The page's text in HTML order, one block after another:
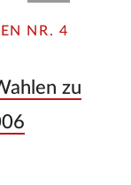
NR. 4
zu